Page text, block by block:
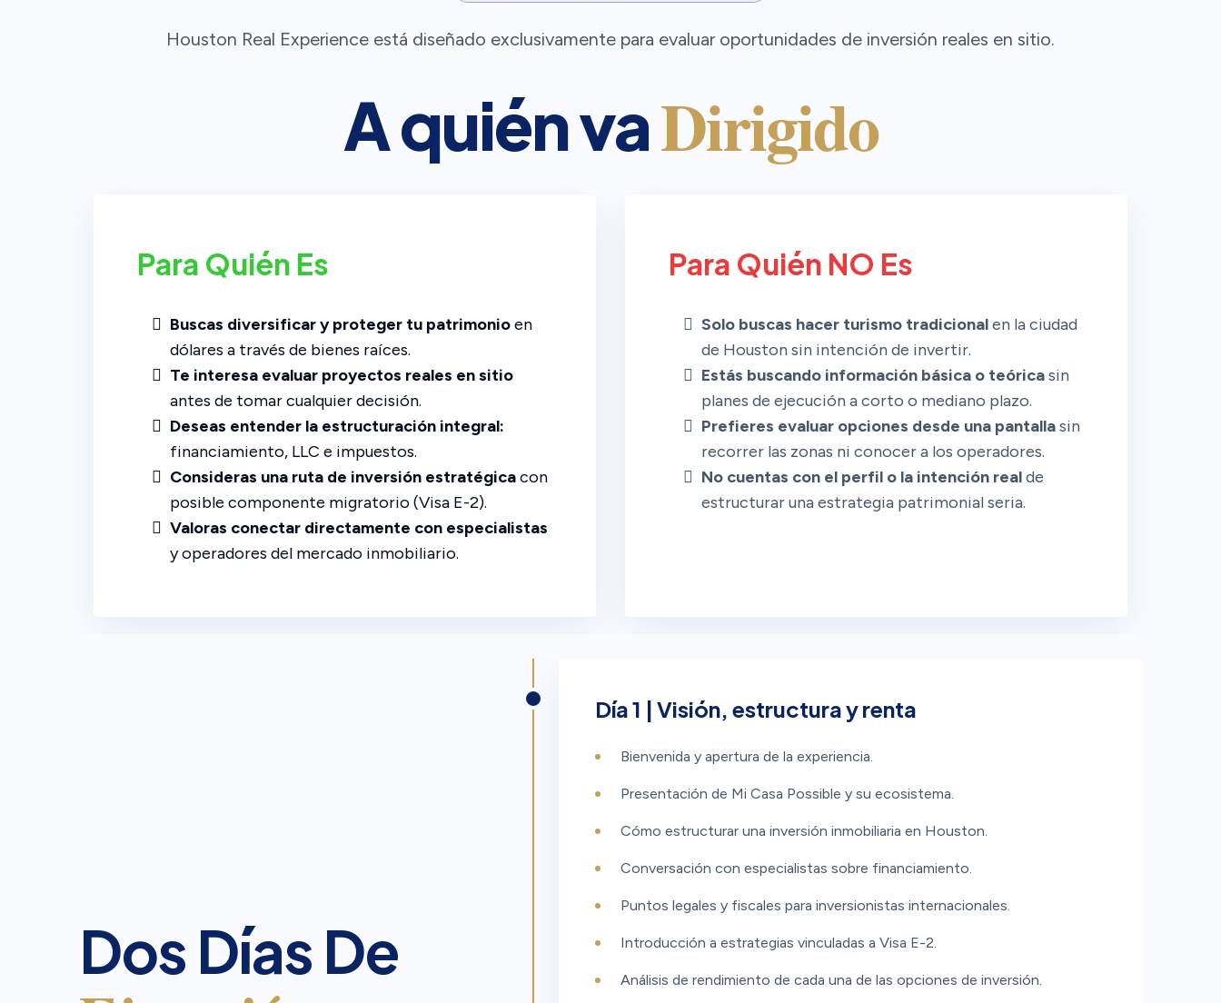
Houston Real Experience está diseñado exclusivamente para evaluar oportunidades de inversión reales en sitio.
A quién vaDirigido
Para Quién Es
Buscas diversificar y proteger tu patrimonioen
dólares a través de bienes raíces.
Te interesa evaluar proyectos reales en sitio
antes de tomar cualquier decisión.
Deseas entender la estructuración integral:
financiamiento, LLC e impuestos.
Consideras una ruta de inversión estratégicacon
posible componente migratorio (Visa E-2).
Valoras conectar directamente con especialistas
y operadores del mercado inmobiliario.
Para Quién NO Es
Solo buscas hacer turismo tradicionalen la ciudad
de Houston sin intención de invertir.
Estás buscando información básica o teóricasin
planes de ejecución a corto o mediano plazo.
Prefieres evaluar opciones desde una pantallasin
recorrer las zonas ni conocer a los operadores.
No cuentas con el perfil o la intención realde
estructurar una estrategia patrimonial seria.
Dos Días De
Día 1 | Visión, estructura y renta
Bienvenida y apertura de la experiencia.
Presentación de Mi Casa Possible y su ecosistema.
Cómo estructurar una inversión inmobiliaria en Houston.
Conversación con especialistas sobre financiamiento.
Puntos legales y fiscales para inversionistas internacionales.
Introducción a estrategias vinculadas a Visa E-2.
Análisis de rendimiento de cada una de las opciones de inversión.